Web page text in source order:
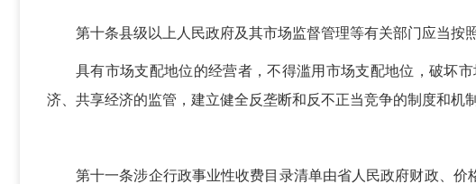
第十条县级以上人民政府及其市场监督管理等有关部门应当按
具有市场支配地位的经营者，不得滥用市场支配地位，破坏
济、共享经济的监管，建立健全反垄断和反不正当竞争的制度和机制
第十一条涉企行政事业性收费目录清单由省人民政府财政、